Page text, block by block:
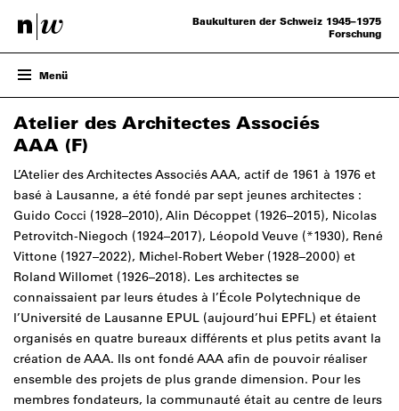
Baukulturen der Schweiz 1945–1975
Forschung
Menü
Projekt (D/F/I)
Forschung (D/F/I)
Baukulturen (D/F/I)
Team
Atelier des Architectes Associés
AAA (F)
L’Atelier des Architectes Associés AAA, actif de 1961 à 1976 et
basé à Lausanne, a été fondé par sept jeunes architectes :
Guido Cocci (1928–2010), Alin Décoppet (1926–2015), Nicolas
Petrovitch-Niegoch (1924–2017), Léopold Veuve (*1930), René
Vittone (1927–2022), Michel-Robert Weber (1928–2000) et
Roland Willomet (1926–2018). Les architectes se
connaissaient par leurs études à l’École Polytechnique de
l’Université de Lausanne EPUL (aujourd’hui EPFL) et étaient
organisés en quatre bureaux différents et plus petits avant la
création de AAA. Ils ont fondé AAA afin de pouvoir réaliser
ensemble des projets de plus grande dimension. Pour les
membres fondateurs, la communauté était au centre de leurs